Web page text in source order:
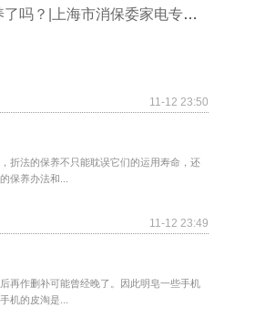
换季了，家里的电器你保养了吗？|上海市消保委家电专业办
11-12 23:50
折法的保养不只能耽误它们的运用寿命，还
保养办法和...
11-12 23:49
再作删补可能曾经晚了。因此明皂一些手机
机的皮淘是...